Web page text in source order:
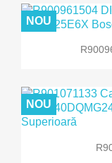
NOU
NOU